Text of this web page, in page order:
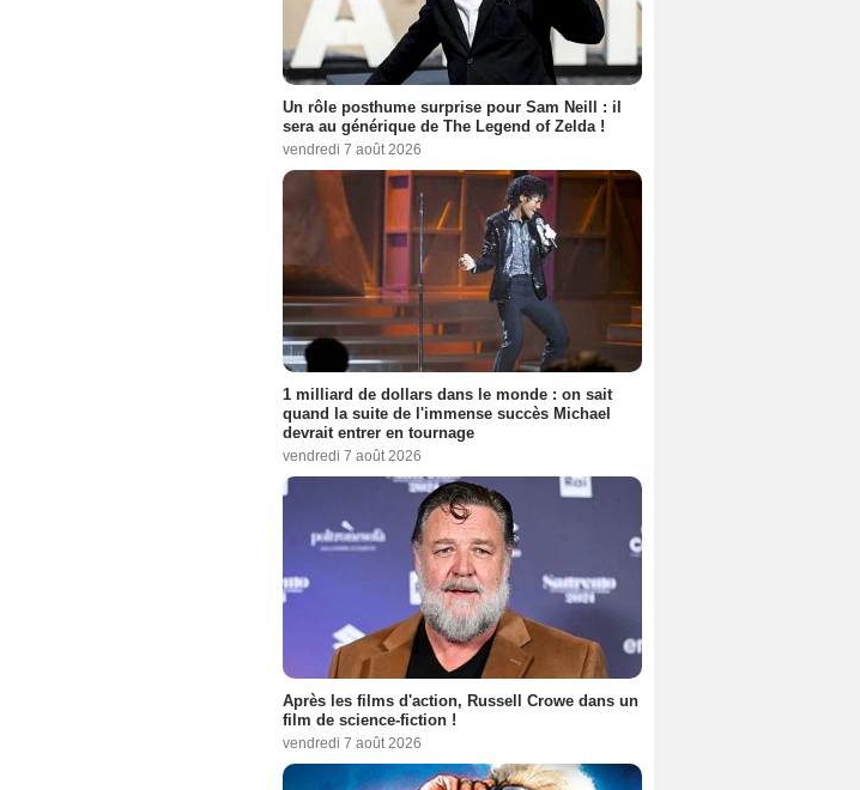
Un rôle posthume surprise pour Sam Neill : il
sera au générique de The Legend of Zelda !
vendredi 7 août 2026
1 milliard de dollars dans le monde : on sait
quand la suite de l'immense succès Michael
devrait entrer en tournage
vendredi 7 août 2026
Après les films d'action, Russell Crowe dans un
film de science-fiction !
vendredi 7 août 2026